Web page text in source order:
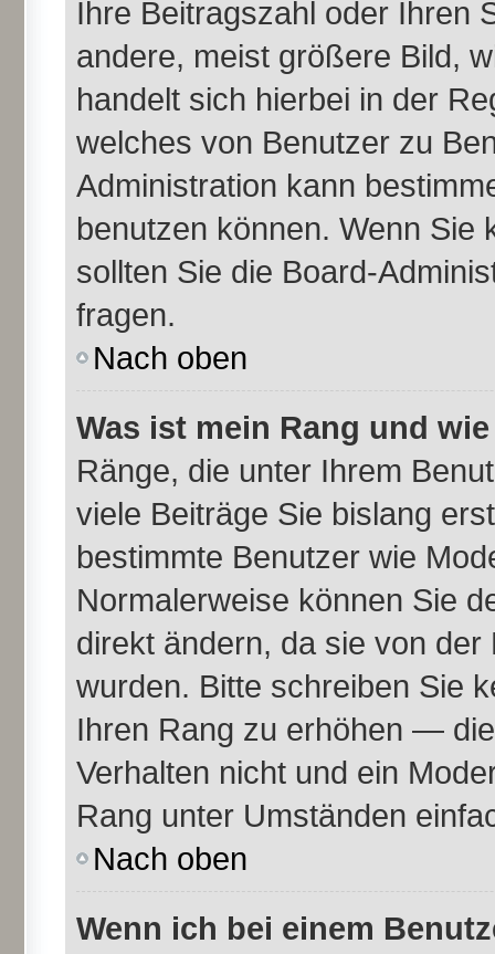
Ihre Beitragszahl oder Ihren
andere, meist größere Bild,
handelt sich hierbei in der
welches von Benutzer zu
Administration kann
benutzen können. Wenn Sie
sollten Sie die Board-
fragen.
Nach oben
Was ist mein Rang und
Ränge, die unter Ihrem
viele Beiträge Sie bislang
bestimmte Benutzer wie
Normalerweise können Sie
direkt ändern, da sie von
wurden. Bitte schreiben Sie
Ihren Rang zu erhöhen —
Verhalten nicht und ein
Rang unter Umständen
Nach oben
Wenn ich bei einem